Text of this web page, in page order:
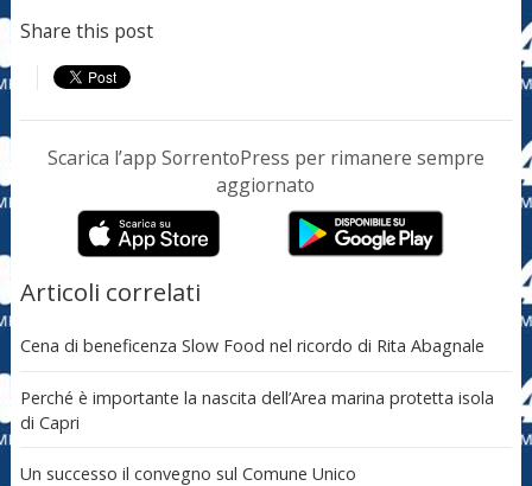
Share this post
Scarica l’app SorrentoPress per rimanere sempre
aggiornato
Articoli correlati
Cena di beneficenza Slow Food nel ricordo di Rita Abagnale
Perché è importante la nascita dell’Area marina protetta isola
di Capri
Un successo il convegno sul Comune Unico